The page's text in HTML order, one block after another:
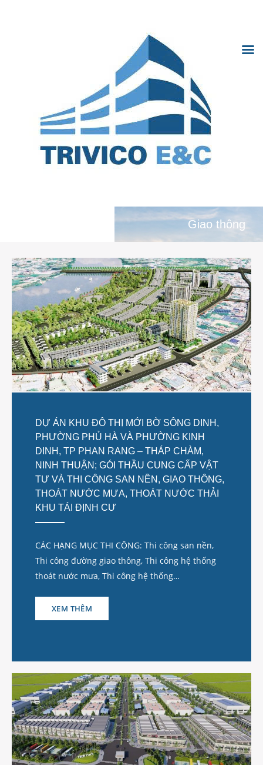
Trivico Hà Nội
TRANG CHỦ
DỰ ÁN
TIN TỨC
HỢP TÁC
THƯ VIỆN ẢNH
TUYỂN DỤNG
LIÊN HỆ
Giao thông
DỰ ÁN KHU ĐÔ THỊ MỚI BỜ SÔNG DINH,
PHƯỜNG PHỦ HÀ VÀ PHƯỜNG KINH
DINH, TP PHAN RANG – THÁP CHÀM,
NINH THUẬN; GÓI THẦU CUNG CẤP VẬT
TƯ VÀ THI CÔNG SAN NỀN, GIAO THÔNG,
THOÁT NƯỚC MƯA, THOÁT NƯỚC THẢI
KHU TÁI ĐỊNH CƯ
CÁC HẠNG MỤC THI CÔNG: Thi công san nền,
Thi công đường giao thông, Thi công hệ thống
thoát nước mưa, Thi công hệ thống…
XEM THÊM